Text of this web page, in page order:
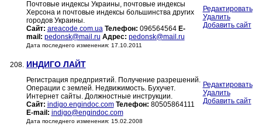
Почтовые индексы Украины, почтовые индексы
Херсона и почтовые индексы большинства других
городов Украины.
Сайт: areacode.com.ua Телефон: 096564564 E-
mail: pedonsk@mail.ru Адрес: pedonsk@mail.ru
Дата последнего изменения: 17.10.2011
Редактировать
Удалить
Добавить сайт
208. ИНДИГО ЛАЙТ
Регистрация предприятий. Получение разрешений.
Операции с землей. Недвижимость. Бухучет.
Интернет сайты. Должностные инструкции.
Сайт: indigo.engindoc.com Телефон: 80505864111
E-mail: indigo@engindoc.com
Дата последнего изменения: 15.02.2008
Редактировать
Удалить
Добавить сайт